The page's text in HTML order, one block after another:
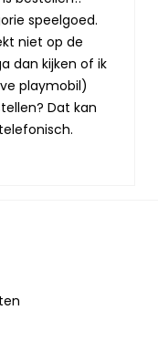
speelgoed.
niet op de
dan kijken of ik
playmobil)
Dat kan